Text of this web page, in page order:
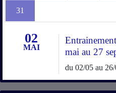
31
02
MAI
mai au 27
du 02/05 au